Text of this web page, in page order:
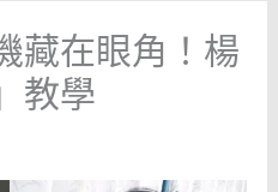
藏在眼角！楊
教學